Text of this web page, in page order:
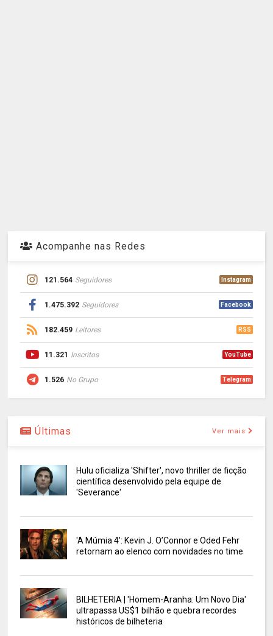
Acompanhe nas Redes
121.564 Seguidores Instagram
1.475.392 Seguidores Facebook
182.459 Leitores RSS
11.321 Inscritos YouTube
1.526 No Grupo Telegram
Últimas Ver mais
Hulu oficializa 'Shifter', novo thriller de ficção
científica desenvolvido pela equipe de
'Severance'
'A Múmia 4': Kevin J. O’Connor e Oded Fehr
retornam ao elenco com novidades no time
BILHETERIA | 'Homem-Aranha: Um Novo Dia'
ultrapassa US$1 bilhão e quebra recordes
históricos de bilheteria